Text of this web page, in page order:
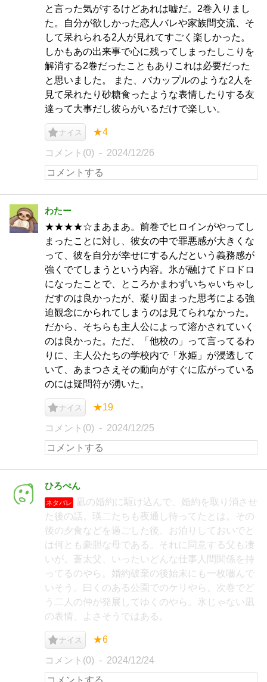
と言った気がするけどあれは嘘だ。2巻入りまし
た。自分が欲しかった恋人バレや家族間交流、そ
して呆れられる2人が見れてすごく楽しかった。
しかもあの出来事で心に残ってしまったしこりを
解消する2巻だったこともありこれは必要だった
と思いました。 また、バカップルのような2人を
見て呆れたり砂糖食ったような表情したりする友
達って大事だし彼らがいるだけで楽しい。
ナイス ★4
コメント(0) 2024/12/26
わたー
★★★★☆まあまあ。前巻でヒロインがやってし
まったことに対し、彼女の中で罪悪感が大きくな
って、彼を自分が幸せにするんだという義務感が
強くでてしまうという内容。氷が融けてドロドロ
になったことで、ところかまわずいちゃいちゃし
だすのは良かったが、凝り固まった思考による強
迫観念にかられてしまうのは見てられなかった。
だから、そちらも主人公によって溶かされていく
のは良かった。ただ、「他校の」って言ってるわ
りに、主人公たちの学校内で「氷姫」が浸透して
いて、あまつさえその動向がすぐに広がっている
のには疑問符が湧いた。
ナイス ★19
コメント(0) 2024/12/25
ひろぺん
ネタバレ
凪の婚約に駆け込んで、婚約を取り消させ
た後の話。瑛二たちも夜通し待ってたとは。その
後の夕食などを過ごした後、お泊りしておいでと
は何とも豪胆な母である。それに同意する父も凄
いが。蒼太父、いったいどんな仕事人間関係を持
ってるのやら。婚約破棄の後始末にも一枚嚙んで
いそう。曰くのある公園でのケリやら。次巻でど
う二人の仲が発展してゆくのやら。氷じゃない凪
の表情、よさそうではある。
ナイス ★6
コメント(0) 2024/12/24